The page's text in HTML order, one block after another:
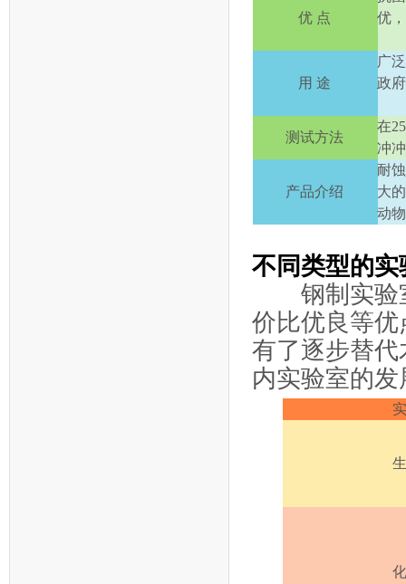
优 点
优
用 途
广
政
测试方法
在
冲
产品介绍
耐
大
动
不同类型的
钢制实验室
价比优良等
有了逐步替
内实验室的